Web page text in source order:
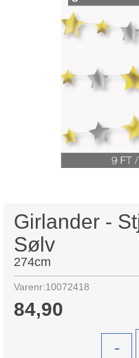
Girlander -
Sølv
274cm
Varenr:10072418
84,90
-